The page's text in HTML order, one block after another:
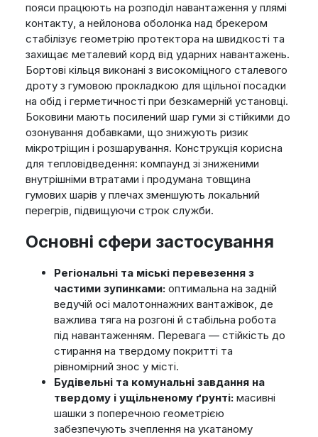
пояси працюють на розподіл навантаження у плямі
контакту, а нейлонова оболонка над брекером
стабілізує геометрію протектора на швидкості та
захищає металевий корд від ударних навантажень.
Бортові кільця виконані з високоміцного сталевого
дроту з гумовою прокладкою для щільної посадки
на обід і герметичності при безкамерній установці.
Боковини мають посилений шар гуми зі стійкими до
озонування добавками, що знижують ризик
мікротріщин і розшарування. Конструкція корисна
для тепловідведення: компаунд зі зниженими
внутрішніми втратами і продумана товщина
гумових шарів у плечах зменшують локальний
перегрів, підвищуючи строк служби.
Основні сфери застосування
Регіональні та міські перевезення з
частими зупинками:оптимальна на задній
ведучій осі малотоннажних вантажівок, де
важлива тяга на розгоні й стабільна робота
під навантаженням. Перевага — стійкість до
стирання на твердому покритті та
рівномірний знос у місті.
Будівельні та комунальні завдання на
твердому і ущільненому ґрунті:масивні
шашки з поперечною геометрією
забезпечують зчеплення на укатаному